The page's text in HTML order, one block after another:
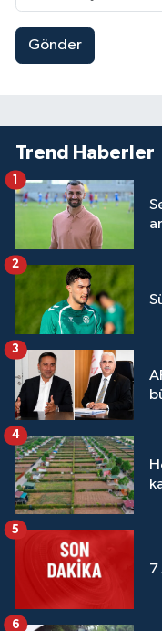
Gönder
Trend Haberler
1
2
3
4
7
5
6